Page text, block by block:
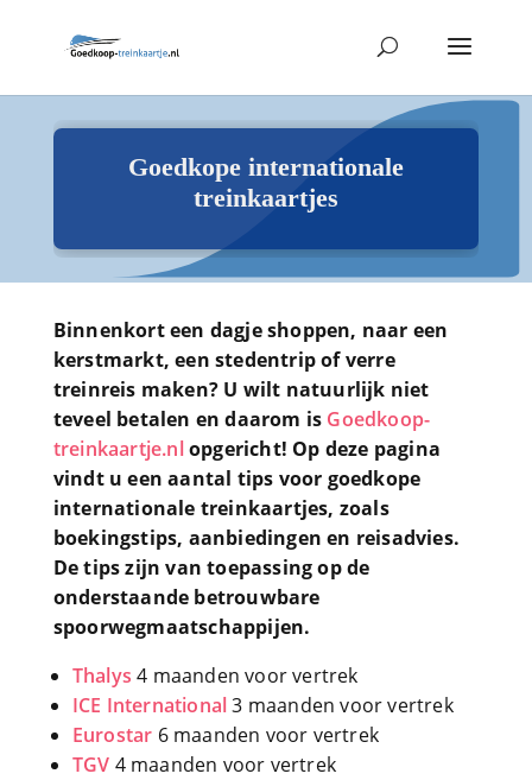
Goedkope internationale
treinkaartjes
Binnenkort een dagje shoppen, naar een
kerstmarkt, een stedentrip of verre
treinreis maken? U wilt natuurlijk niet
teveel betalen en daarom is Goedkoop-
treinkaartje.nlopgericht! Op deze pagina
vindt u een aantal tips voor goedkope
internationale treinkaartjes, zoals
boekingstips, aanbiedingen en reisadvies.
De tips zijn van toepassing op de
onderstaande betrouwbare
spoorwegmaatschappijen.
Thalys 4 maanden voor vertrek
ICE International3 maanden voor vertrek
Eurostar 6 maanden voor vertrek
TGV 4 maanden voor vertrek